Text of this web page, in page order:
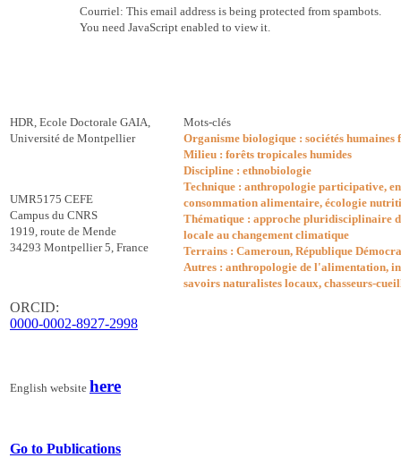
Courriel: This email address is being protected from spambots.
You need JavaScript enabled to view it.
HDR, Ecole Doctorale GAIA,
Université de Montpellier
UMR5175 CEFE
Campus du CNRS
1919, route de Mende
34293 Montpellier 5, France
ORCID:
0000-0002-8927-2998
English website here
Go to Publications
Mots-clés
Organisme biologique : sociétés humaines
Milieu : forêts tropicales humides
Discipline : ethnobiologie
Technique : anthropologie participative,
consommation alimentaire, écologie
Thématique : approche pluridisciplinaire
locale au changement climatique
Terrains : Cameroun, République
Autres : anthropologie de l'alimentation,
savoirs naturalistes locaux, chasseurs-